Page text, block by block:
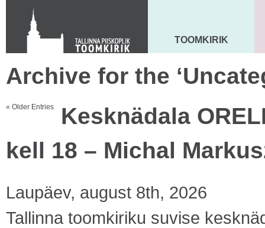
Toom-Kooli 6, 10130 TALLINN
tallinna.toom
+372 644 4140
MAARJA KIRIK
TOOMKIRIK
Archive for the
« Older Entries
Kesknädala
kell 18 – Michal
Laupäev, august 8th, 2026
Tallinna toomkiriku suvise